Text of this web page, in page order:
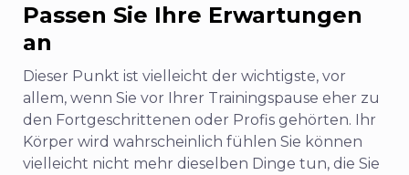
Passen Sie Ihre Erwartungen
an
Dieser Punkt ist vielleicht der wichtigste, vor
allem, wenn Sie vor Ihrer Trainingspause eher zu
den Fortgeschrittenen oder Profis gehörten. Ihr
Körper wird wahrscheinlich fühlen Sie können
vielleicht nicht mehr dieselben Dinge tun, die Sie